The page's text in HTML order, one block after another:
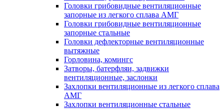
Головки грибовидные вентиляционные
запорные из легкого сплава АМГ
Головки грибовидные вентиляционные
запорные стальные
Головки дефлекторные вентиляционные
вытяжные
Горловина, комингс
Затворы, батерфляи, задвижки
вентиляционные, заслонки
Захлопки вентиляционные из легкого сплава
АМГ
Захлопки вентиляционные стальные